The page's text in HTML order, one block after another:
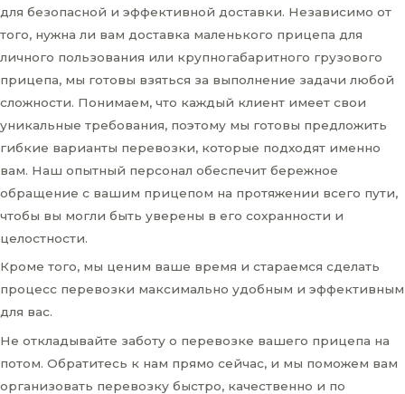
для безопасной и эффективной доставки. Независимо от
того, нужна ли вам доставка маленького прицепа для
личного пользования или крупногабаритного грузового
прицепа, мы готовы взяться за выполнение задачи любой
сложности. Понимаем, что каждый клиент имеет свои
уникальные требования, поэтому мы готовы предложить
гибкие варианты перевозки, которые подходят именно
вам. Наш опытный персонал обеспечит бережное
обращение с вашим прицепом на протяжении всего пути,
чтобы вы могли быть уверены в его сохранности и
целостности.
Кроме того, мы ценим ваше время и стараемся сделать
процесс перевозки максимально удобным и эффективным
для вас.
Не откладывайте заботу о перевозке вашего прицепа на
потом. Обратитесь к нам прямо сейчас, и мы поможем вам
организовать перевозку быстро, качественно и по